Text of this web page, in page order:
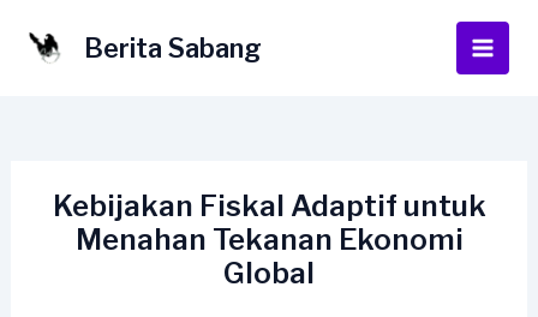
Berita Sabang
Main
Kebijakan Fiskal Adaptif untuk
Menahan Tekanan Ekonomi
Global